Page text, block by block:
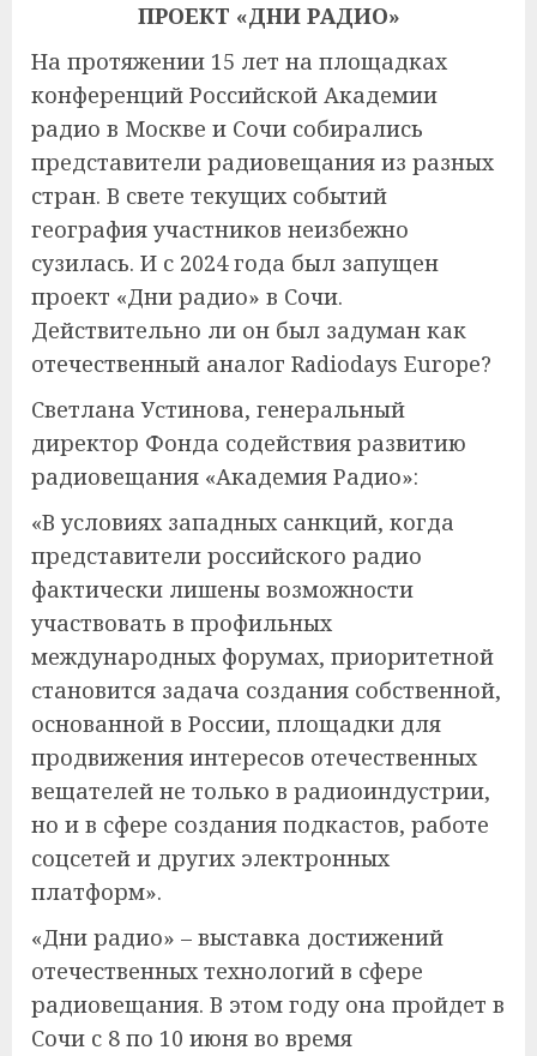
ПРОЕКТ «ДНИ РАДИО»
На протяжении 15 лет на площадках
конференций Российской Академии
радио в Москве и Сочи собирались
представители радиовещания из разных
стран. В свете текущих событий
география участников неизбежно
сузилась. И с 2024 года был запущен
проект «Дни радио» в Сочи.
Действительно ли он был задуман как
отечественный аналог Radiodays Europе?
Светлана Устинова, генеральный
директор Фонда содействия развитию
радиовещания «Академия Радио»:
«В условиях западных санкций, когда
представители российского радио
фактически лишены возможности
участвовать в профильных
международных форумах, приоритетной
становится задача создания собственной,
основанной в России, площадки для
продвижения интересов отечественных
вещателей не только в радиоиндустрии,
но и в сфере создания подкастов, работе
соцсетей и других электронных
платформ».
«Дни радио» – выставка достижений
отечественных технологий в сфере
радиовещания. В этом году она пройдет в
Сочи с 8 по 10 июня во время